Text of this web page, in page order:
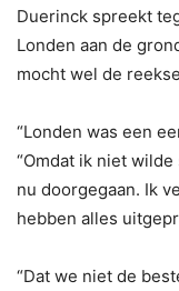
Duerinck spreekt
Londen aan de
mocht wel de
“Londen was een
“Omdat ik niet
nu doorgegaan. Ik
hebben alles
“Dat we niet de